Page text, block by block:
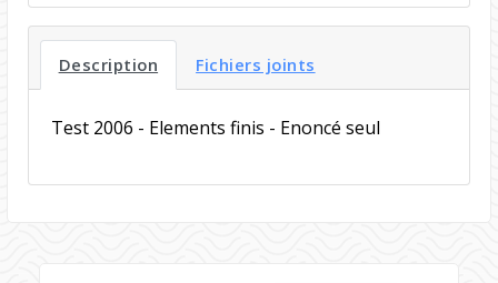
Description Fichiers joints
Test 2006 - Elements finis - Enoncé seul